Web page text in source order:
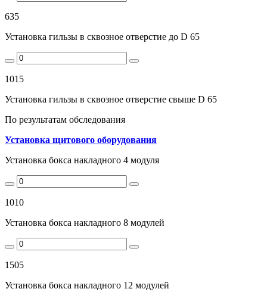
635
Установка гильзы в сквозное отверстие до D 65
1015
Установка гильзы в сквозное отверстие свыше D 65
По результатам обследования
Установка щитового оборудования
Установка бокса накладного 4 модуля
1010
Установка бокса накладного 8 модулей
1505
Установка бокса накладного 12 модулей